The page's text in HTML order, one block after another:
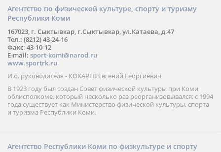
Агентство по физической культуре, спорту и туризму
Республики Коми
167023, г. Сыктывкар, г.Сыктывкар, ул.Катаева, д.47
Тел.: (8212) 43-24-16
Факс: 43-10-12
E-mail: sport-komi@narod.ru
www.sportrk.ru
И.о. руководителя - КОКАРЕВ Евгений Георгиевич
В 1923 году был создан Совет физической культуры при Коми
облисполкоме, который несколько раз реорганизовывался; с 1994
года существует как Министерство физической культуры, спорта
и туризма Республики Коми.
Агентство Республики Коми по физкультуре и спорту